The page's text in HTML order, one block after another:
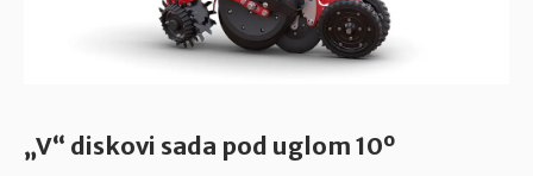
„V“ diskovi sada pod uglom 10º